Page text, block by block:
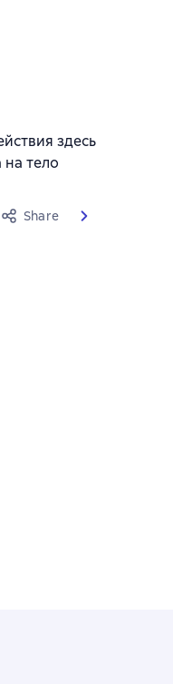
здесь
тело
Share